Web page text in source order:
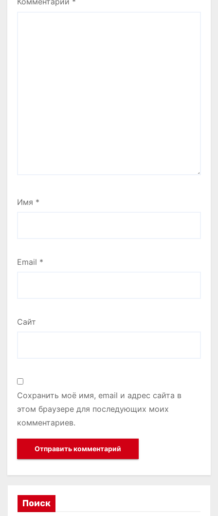
Имя *
Email *
Сайт
Сохранить моё имя, email и адрес сайта в
этом браузере для последующих моих
комментариев.
Поиск